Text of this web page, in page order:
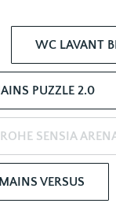
WC LAVANT
PUZZLE 2.0
SENSIA
VERSUS